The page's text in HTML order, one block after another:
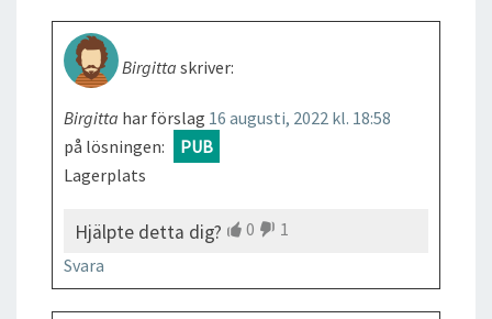
Birgitta skriver:
16 augusti, 2022 kl. 18:58
Birgitta har förslag
på lösningen:
PUB
Lagerplats
Hjälpte detta dig? 0
1
Svara